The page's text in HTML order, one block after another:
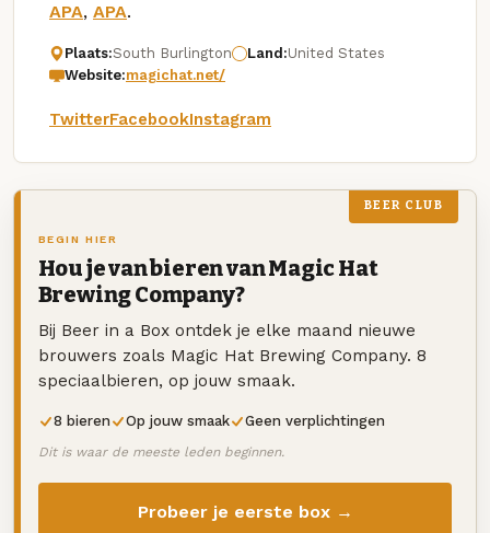
APA, APA.
Plaats:South Burlington Land:United States
Website:magichat.net/
TwitterFacebookInstagram
BEER CLUB
BEGIN HIER
Hou je van bieren van Magic Hat
Brewing Company?
Bij Beer in a Box ontdek je elke maand nieuwe
brouwers zoals Magic Hat Brewing Company. 8
speciaalbieren, op jouw smaak.
8 bieren Op jouw smaak Geen verplichtingen
Dit is waar de meeste leden beginnen.
Probeer je eerste box →